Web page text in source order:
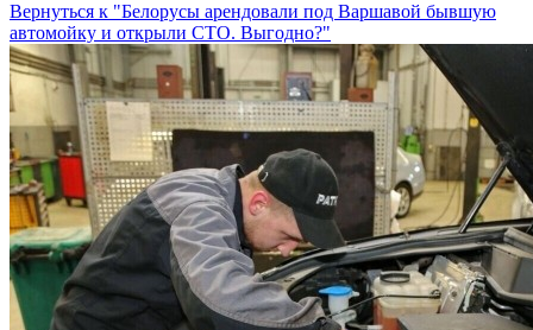
Вернуться к "Белорусы арендовали под Варшавой бывшую
автомойку и открыли СТО. Выгодно?"